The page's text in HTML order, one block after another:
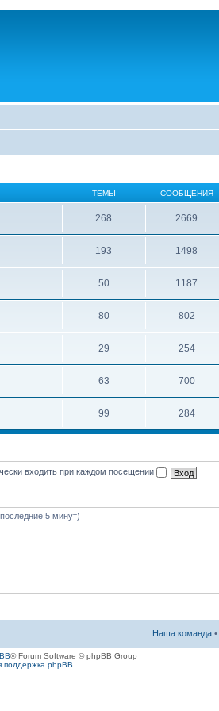
ТЕМЫ СООБЩЕНИЯ
268 2669
193 1498
50 1187
80 802
29 254
63 700
99 284
входить при каждом посещении
5 минут)
Наша команда •
® Forum Software © phpBB Group
поддержка phpBB